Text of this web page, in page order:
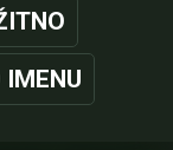
IMENU